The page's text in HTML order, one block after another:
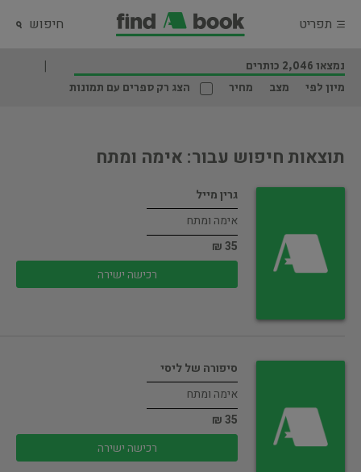
תפריט חיפוש
נמצאו 2,046 כותרים
מיון לפי
מצב מחיר הצג רק ספרים עם תמונות
תוצאות חיפוש עבור: אימה ומתח
גרין מייל
אימה ומתח
35 ₪
רכישה ישירה
סיפורה של ליסי
אימה ומתח
35 ₪
רכישה ישירה